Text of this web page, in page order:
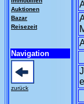
Auktionen
Bazar
Reisezeit
Navigation
zurück